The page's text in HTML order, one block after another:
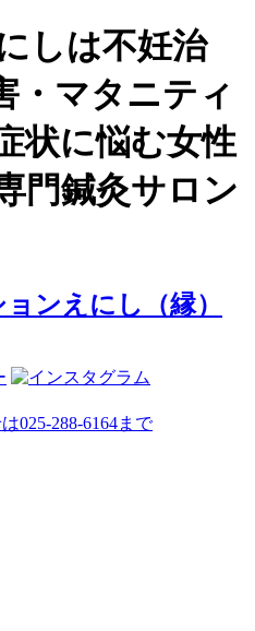
しは不妊治
・マタニティ
状に悩む女性
門鍼灸サロン